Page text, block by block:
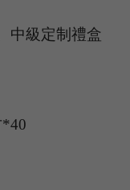
中級定制禮盒